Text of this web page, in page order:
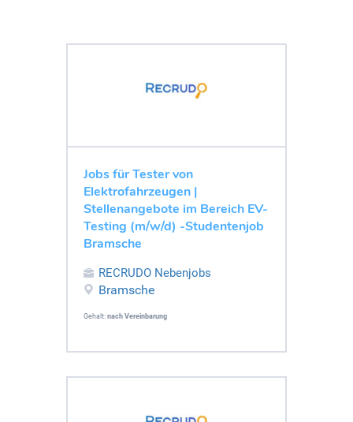
Jobs für Tester von
Elektrofahrzeugen |
Stellenangebote im Bereich EV-
Testing (m/w/d) -Studentenjob
Bramsche
RECRUDO Nebenjobs
Bramsche
Gehalt: nach Vereinbarung